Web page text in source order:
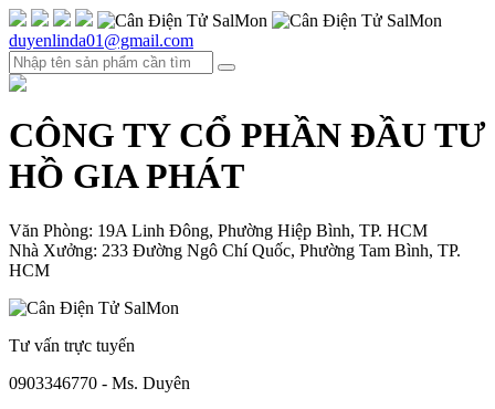
duyenlinda01@gmail.com
CÔNG TY CỔ PHẦN ĐẦU TƯ
HỒ GIA PHÁT
Văn Phòng: 19A Linh Đông, Phường Hiệp Bình, TP. HCM
Nhà Xưởng: 233 Đường Ngô Chí Quốc, Phường Tam Bình, TP.
HCM
Tư vấn trực tuyến
0903346770 - Ms. Duyên